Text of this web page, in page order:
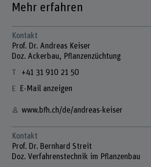
Mehr erfahren
Kontakt
Prof. Dr. Andreas Keiser
Doz. Ackerbau, Pflanzenzüchtung
+41 31 910 21 50
E-Mail anzeigen
www.bfh.ch/de/andreas-keiser
Kontakt
Prof. Dr. Bernhard Streit
Doz. Verfahrenstechnik im Pflanzenbau